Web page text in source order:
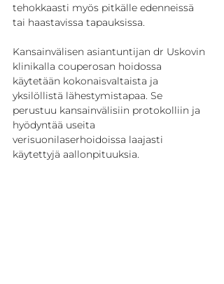
tehokkaasti myös pitkälle edenneissä
tai haastavissa tapauksissa.
Kansainvälisen asiantuntijan dr Uskovin
klinikalla couperosan hoidossa
käytetään kokonaisvaltaista ja
yksilöllistä lähestymistapaa. Se
perustuu kansainvälisiin protokolliin ja
hyödyntää useita
verisuonilaserhoidoissa laajasti
käytettyjä aallonpituuksia.